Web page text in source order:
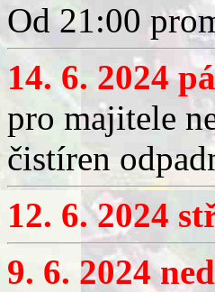
Od 21:00
14. 6. 2024
pro majitele
čistíren
12. 6. 2024
9. 6. 2024